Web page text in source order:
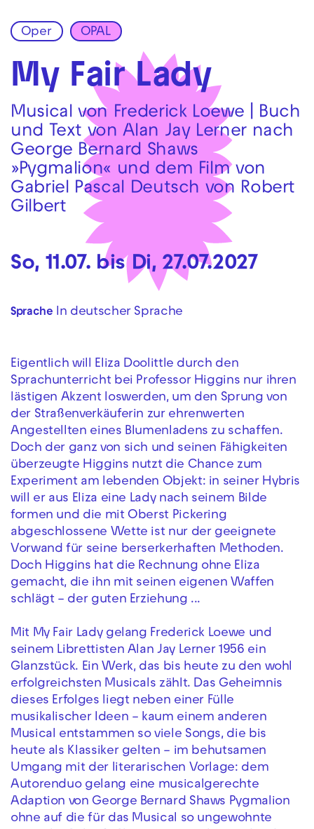
Zur Hauptnavigation springen
Zum Hauptinhalt springen Zum Footer springen
Oper OPAL
My Fair Lady
Musical von Frederick Loewe | Buch
und Text von Alan Jay Lerner nach
George Bernard Shaws
»Pygmalion« und dem Film von
Gabriel Pascal Deutsch von Robert
Gilbert
So, 11.07. bis Di, 27.07.2027
Sprache In deutscher Sprache
Eigentlich will Eliza Doolittle durch den
Sprachunterricht bei Professor Higgins nur ihren
lästigen Akzent loswerden, um den Sprung von
der Straßenverkäuferin zur ehrenwerten
Angestellten eines Blumenladens zu schaffen.
Doch der ganz von sich und seinen Fähigkeiten
überzeugte Higgins nutzt die Chance zum
Experiment am lebenden Objekt: in seiner Hybris
will er aus Eliza eine Lady nach seinem Bilde
formen und die mit Oberst Pickering
abgeschlossene Wette ist nur der geeignete
Vorwand für seine berserkerhaften Methoden.
Doch Higgins hat die Rechnung ohne Eliza
gemacht, die ihn mit seinen eigenen Waffen
schlägt – der guten Erziehung ...
Mit My Fair Lady gelang Frederick Loewe und
seinem Librettisten Alan Jay Lerner 1956 ein
Glanzstück. Ein Werk, das bis heute zu den wohl
erfolgreichsten Musicals zählt. Das Geheimnis
dieses Erfolges liegt neben einer Fülle
musikalischer Ideen – kaum einem anderen
Musical entstammen so viele Songs, die bis
heute als Klassiker gelten – im behutsamen
Umgang mit der literarischen Vorlage: dem
Autorenduo gelang eine musicalgerechte
Adaption von George Bernard Shaws Pygmalion
ohne auf die für das Musical so ungewohnte